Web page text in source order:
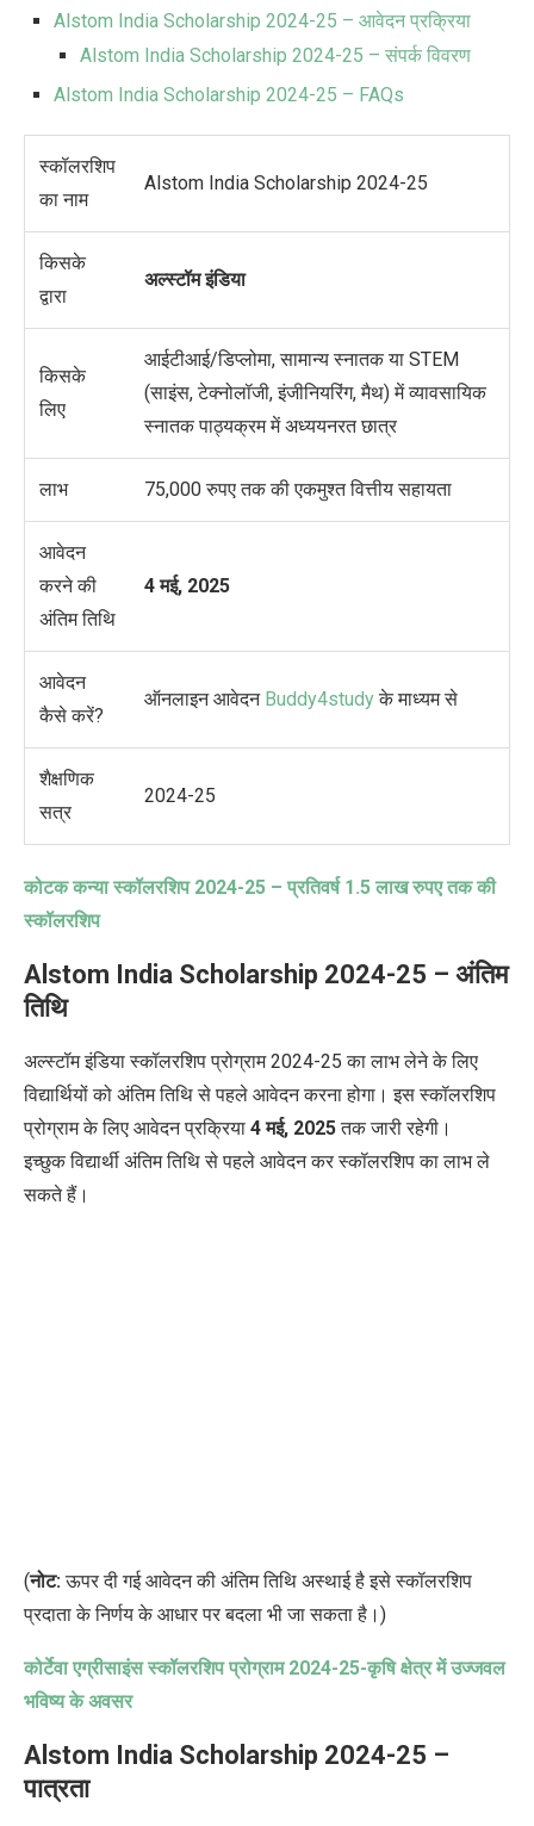
Alstom India Scholarship 2024-25 – आवेदन प्रक्रिया
Alstom India Scholarship 2024-25 – संपर्क विवरण
Alstom India Scholarship 2024-25 – FAQs
स्कॉलरशिप
का नाम
Alstom India Scholarship 2024-25
किसके
द्वारा
अल्स्टॉम इंडिया
किसके
लिए
आईटीआई/डिप्लोमा, सामान्य स्नातक या STEM
(साइंस, टेक्नोलॉजी, इंजीनियरिंग, मैथ) में व्यावसायिक
स्नातक पाठ्यक्रम में अध्ययनरत छात्र
लाभ 75,000 रुपए तक की एकमुश्त वित्तीय सहायता
आवेदन
करने की
अंतिम तिथि
4 मई, 2025
आवेदन
कैसे करें?
ऑनलाइन आवेदन Buddy4study के माध्यम से
शैक्षणिक
सत्र
2024-25
कोटक कन्या स्कॉलरशिप 2024-25 – प्रतिवर्ष 1.5 लाख रुपए तक की
स्कॉलरशिप
Alstom India Scholarship 2024-25 – अंतिम
तिथि
अल्स्टॉम इंडिया स्कॉलरशिप प्रोग्राम 2024-25 का लाभ लेने के लिए
विद्यार्थियों को अंतिम तिथि से पहले आवेदन करना होगा। इस स्कॉलरशिप
प्रोग्राम के लिए आवेदन प्रक्रिया 4 मई, 2025 तक जारी रहेगी।
इच्छुक विद्यार्थी अंतिम तिथि से पहले आवेदन कर स्कॉलरशिप का लाभ ले
सकते हैं।
(नोट:ऊपर दी गई आवेदन की अंतिम तिथि अस्थाई है इसे स्कॉलरशिप
प्रदाता के निर्णय के आधार पर बदला भी जा सकता है।)
कोर्टेवा एग्रीसाइंस स्कॉलरशिप प्रोग्राम 2024-25-कृषि क्षेत्र में उज्जवल
भविष्य के अवसर
Alstom India Scholarship 2024-25 –
पात्रता